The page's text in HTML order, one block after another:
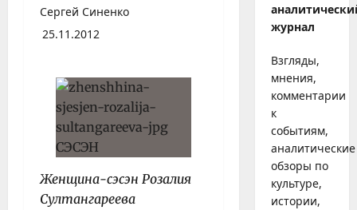
Сергей Синенко
25.11.2012
Женщина-сэсэн Розалия
Султангареева
журнал
Взгляды,
мнения,
комментарии
к
событиям,
аналитические
обзоры по
культуре,
истории,